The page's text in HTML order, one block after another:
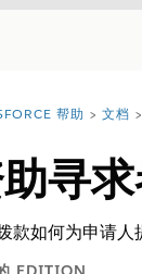
处： 帮助 文档
寻
款如何为申请人